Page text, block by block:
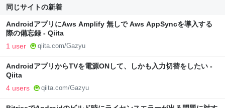
同じサイトの新着
AndroidアプリにAws Amplify 無しで Aws AppSyncを導入する
際の備忘録 - Qiita
1 user qiita.com/Gazyu
AndroidアプリからTVを電源ONして、しかも入力切替をしたい -
Qiita
4 users qiita.com/Gazyu